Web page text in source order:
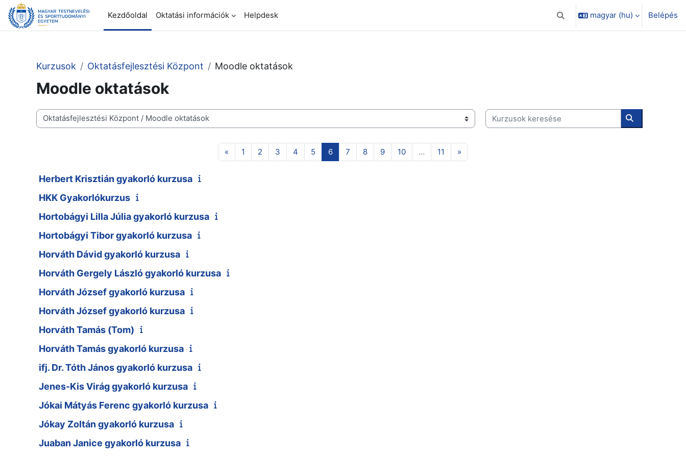
Tovább a fő tartalomhoz
Kezdőoldal
Oktatási információk Helpdesk Keresési bemeneti adatok váltása
magyar ‎(hu)‎ Belépés
Kurzusok Oktatásfejlesztési Központ Moodle oktatások
Moodle oktatások
Kurzuskategóriák
Kurzusok keresése
Kurzusok
« Előző oldal
1 1 oldal
2 2 oldal
3 3 oldal
4 4 oldal
5 5 oldal
66 oldal
7 7 oldal
88 oldal
99 oldal
1010 oldal
… 11 11 oldal
»
Herbert Krisztián gyakorló kurzusa
HKK Gyakorlókurzus
Hortobágyi Lilla Júlia gyakorló kurzusa
Hortobágyi Tibor gyakorló kurzusa
Horváth Dávid gyakorló kurzusa
Horváth Gergely László gyakorló kurzusa
Horváth József gyakorló kurzusa
Horváth József gyakorló kurzusa
Horváth Tamás (Tom)
Horváth Tamás gyakorló kurzusa
ifj. Dr. Tóth János gyakorló kurzusa
Jenes-Kis Virág gyakorló kurzusa
Jókai Mátyás Ferenc gyakorló kurzusa
Jókay Zoltán gyakorló kurzusa
Juaban Janice gyakorló kurzusa